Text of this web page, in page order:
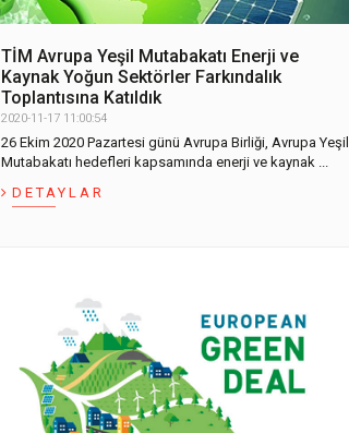
TİM Avrupa Yeşil Mutabakatı Enerji ve
Kaynak Yoğun Sektörler Farkındalık
Toplantısına Katıldık
2020-11-17 11:00:54
26 Ekim 2020 Pazartesi günü Avrupa Birliği, Avrupa Yeşil
Mutabakatı hedefleri kapsamında enerji ve kaynak ...
DETAYLAR